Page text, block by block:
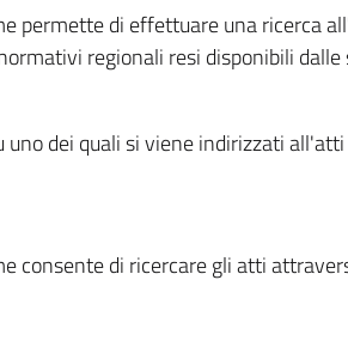
permette di effettuare una ricerca
regionali resi disponibili
dei quali si viene indirizzati
consente di ricercare gli atti